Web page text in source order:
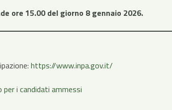
ore 15.00 del giorno 8 gennaio 2026.
https://www.inpa.gov.it/
per i candidati ammessi